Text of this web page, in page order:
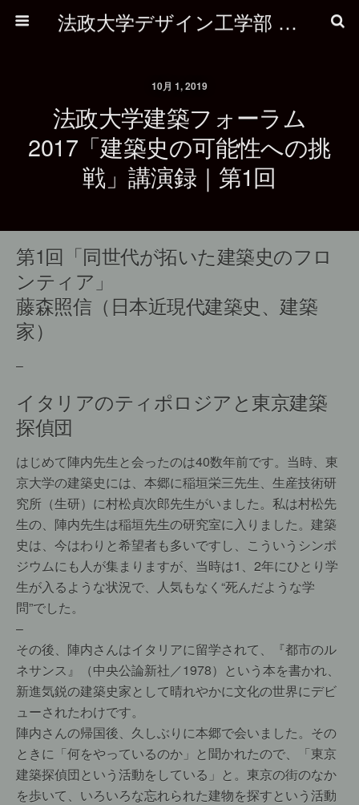
法政大学デザイン工学部 建築学科
10月 1, 2019
法政大学建築フォーラム
2017「建築史の可能性への挑
戦」講演録｜第1回
第1回「同世代が拓いた建築史のフロ
ンティア」
藤森照信（日本近現代建築史、建築
家）
–
イタリアのティポロジアと東京建築
探偵団
はじめて陣内先生と会ったのは40数年前です。当時、東
京大学の建築史には、本郷に稲垣栄三先生、生産技術研
究所（生研）に村松貞次郎先生がいました。私は村松先
生の、陣内先生は稲垣先生の研究室に入りました。建築
史は、今はわりと希望者も多いですし、こういうシンポ
ジウムにも人が集まりますが、当時は1、2年にひとり学
生が入るような状況で、人気もなく“死んだような学
問”でした。
–
その後、陣内さんはイタリアに留学されて、『都市のル
ネサンス』（中央公論新社／1978）という本を書かれ、
新進気鋭の建築史家として晴れやかに文化の世界にデビ
ューされたわけです。
陣内さんの帰国後、久しぶりに本郷で会いました。その
ときに「何をやっているのか」と聞かれたので、「東京
建築探偵団という活動をしている」と。東京の街のなか
を歩いて、いろいろな忘れられた建物を探すという活動